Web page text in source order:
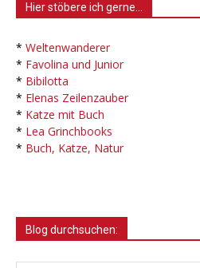
Hier stöbere ich gerne…
* Weltenwanderer
* Favolina und Junior
* Bibilotta
* Elenas Zeilenzauber
* Katze mit Buch
* Lea Grinchbooks
* Buch, Katze, Natur
Blog durchsuchen: